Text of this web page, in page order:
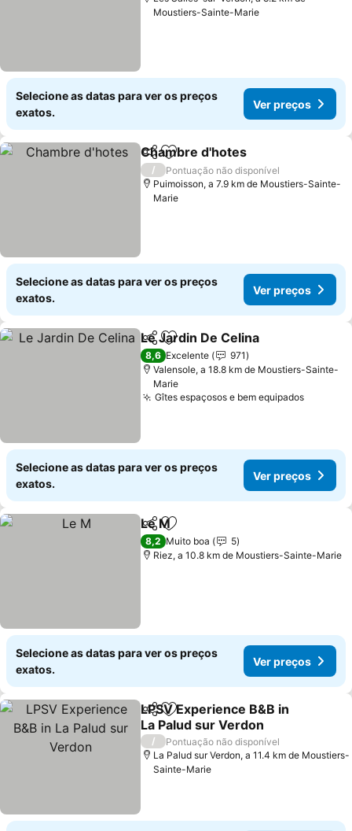
Moustiers-Sainte-Marie
Selecione as datas para ver os preços
exatos.
Ver preços
PartilharAdicionar aos favoritos
Chambre d'hotes
/
Pontuação não disponível
Puimoisson, a 7.9 km de Moustiers-Sainte-
Marie
Selecione as datas para ver os preços
exatos.
Ver preços
PartilharAdicionar aos favoritos
Le Jardin De Celina
8,6 Excelente
971
Valensole, a 18.8 km de Moustiers-Sainte-
Marie
Gîtes espaçosos e bem equipados
Selecione as datas para ver os preços
exatos.
Ver preços
PartilharAdicionar aos favoritos
Le M
8,2 Muito boa
5
Riez, a 10.8 km de Moustiers-Sainte-Marie
Selecione as datas para ver os preços
exatos.
Ver preços
PartilharAdicionar aos favoritos
LPSV Experience B&B in
La Palud sur Verdon
/
Pontuação não disponível
La Palud sur Verdon, a 11.4 km de Moustiers-
Sainte-Marie